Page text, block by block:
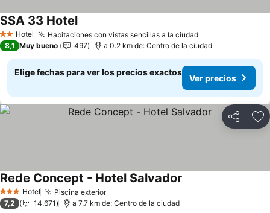
2 Estrellas
Hotel Habitaciones con vistas sencillas a la ciudad
SSA 33 Hotel
8,1 Muy bueno 497 a 0.2 km de: Centro de la ciudad
Elige fechas para ver los precios exactos
Ver precios
Compartir
3 Estrellas
Hotel Piscina exterior
Rede Concept - Hotel Salvador
7,2 14.671 a 7.7 km de: Centro de la ciudad